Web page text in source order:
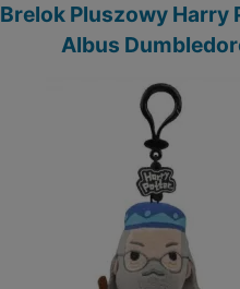
Brelok Pluszowy Harry
Albus